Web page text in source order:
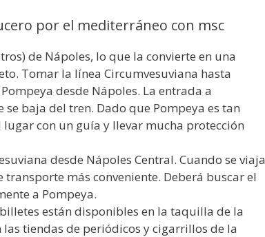
por el mediterráneo con msc
de Nápoles, lo que la convierte en una
Tomar la línea Circumvesuviana hasta
desde Nápoles. La entrada a
baja del tren. Dado que Pompeya es tan
con un guía y llevar mucha protección
desde Nápoles Central. Cuando se viaja
más conveniente. Deberá buscar el
a Pompeya.
están disponibles en la taquilla de la
tiendas de periódicos y cigarrillos de la